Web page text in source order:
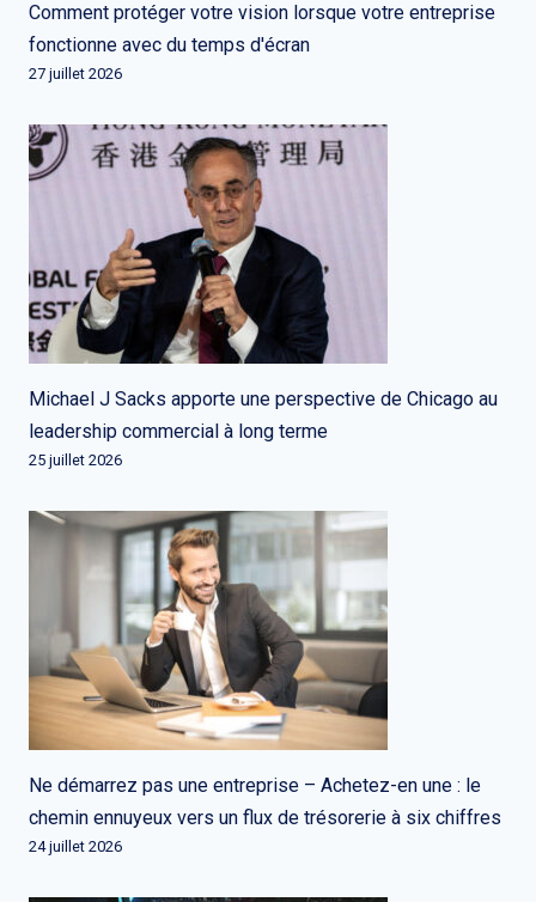
Comment protéger votre vision lorsque votre entreprise
fonctionne avec du temps d'écran
27 juillet 2026
Michael J Sacks apporte une perspective de Chicago au
leadership commercial à long terme
25 juillet 2026
Ne démarrez pas une entreprise – Achetez-en une : le
chemin ennuyeux vers un flux de trésorerie à six chiffres
24 juillet 2026